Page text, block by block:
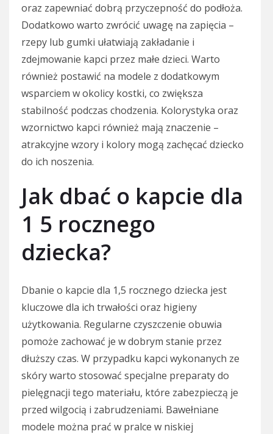
oraz zapewniać dobrą przyczepność do podłoża.
Dodatkowo warto zwrócić uwagę na zapięcia –
rzepy lub gumki ułatwiają zakładanie i
zdejmowanie kapci przez małe dzieci. Warto
również postawić na modele z dodatkowym
wsparciem w okolicy kostki, co zwiększa
stabilność podczas chodzenia. Kolorystyka oraz
wzornictwo kapci również mają znaczenie –
atrakcyjne wzory i kolory mogą zachęcać dziecko
do ich noszenia.
Jak dbać o kapcie dla
1 5 rocznego
dziecka?
Dbanie o kapcie dla 1,5 rocznego dziecka jest
kluczowe dla ich trwałości oraz higieny
użytkowania. Regularne czyszczenie obuwia
pomoże zachować je w dobrym stanie przez
dłuższy czas. W przypadku kapci wykonanych ze
skóry warto stosować specjalne preparaty do
pielęgnacji tego materiału, które zabezpieczą je
przed wilgocią i zabrudzeniami. Bawełniane
modele można prać w pralce w niskiej